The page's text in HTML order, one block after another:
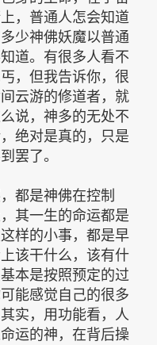
，普通人怎会知道
少神佛妖魔以普通
道。有很多人看不
，但我告诉你，很
云游的修道者，就
说，神多的无处不
绝对是真的，只是
罢了。
都是神佛在控制
其一生的命运都是
样的小事，都是早
该干什么，该有什
本是按照预定的过
能感觉自己的很多
实，用功能看，人
运的神，在背后操